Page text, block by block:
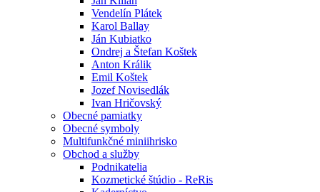
Vendelín Plátek
Karol Ballay
Ján Kubiatko
Ondrej a Štefan Koštek
Anton Králik
Emil Koštek
Jozef Novisedlák
Ivan Hričovský
Obecné pamiatky
Obecné symboly
Multifunkčné miniihrisko
Obchod a služby
Podnikatelia
Kozmetické štúdio - ReRis